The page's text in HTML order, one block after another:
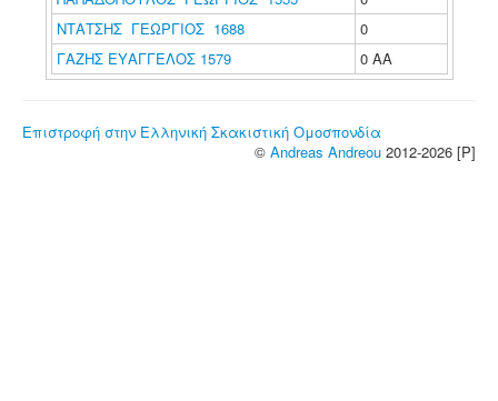
ΝΤΑΤΣΗΣ ΓΕΩΡΓΙΟΣ 1688
0
ΓΑΖΗΣ ΕΥΑΓΓΕΛΟΣ 1579
0 ΑΑ
Επιστροφή στην Ελληνική Σκακιστική Ομοσπονδία
© Andreas Andreou 2012-2026 [P]